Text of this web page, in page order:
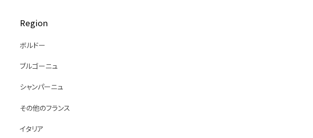
Region
ボルドー
ブルゴーニュ
シャンパーニュ
その他のフランス
イタリア